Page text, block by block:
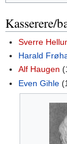
Kasserere/
Sverre
Harald
Alf Haugen
Even Gihle